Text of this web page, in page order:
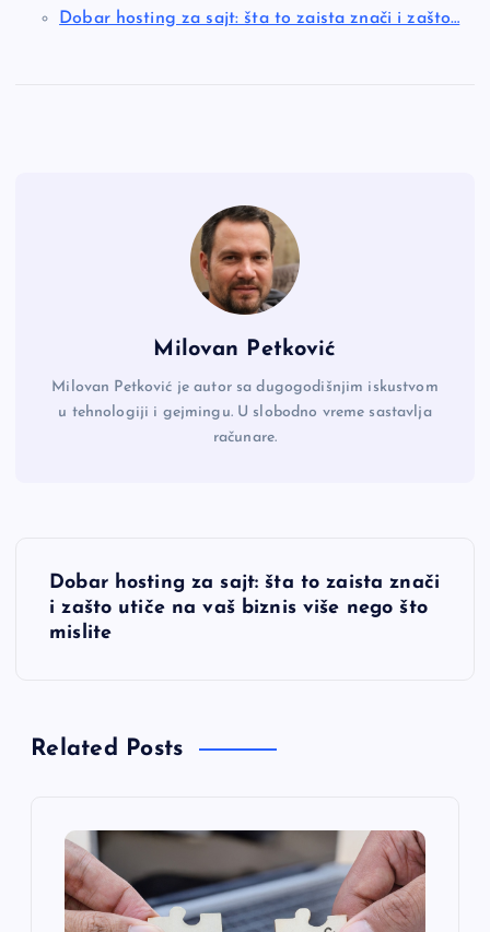
Dobar hosting za sajt: šta to zaista znači i zašto…
Milovan Petković
Milovan Petković je autor sa dugogodišnjim iskustvom
u tehnologiji i gejmingu. U slobodno vreme sastavlja
računare.
Dobar hosting za sajt: šta to zaista znači
i zašto utiče na vaš biznis više nego što
mislite
Related Posts